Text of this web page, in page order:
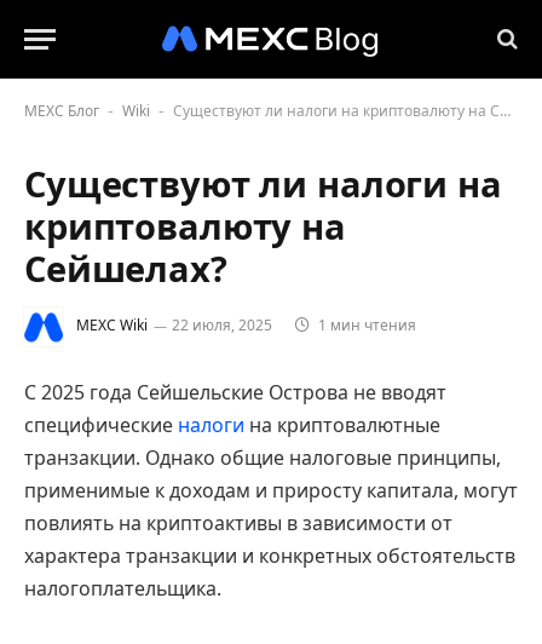
MEXC Блог - Wiki - Существуют ли налоги на криптовалюту на Сейшелах?
Существуют ли налоги на
криптовалюту на
Сейшелах?
MEXC Wiki 22 июля, 2025 1 мин чтения
С 2025 года Сейшельские Острова не вводят
специфические налоги на криптовалютные
транзакции. Однако общие налоговые принципы,
применимые к доходам и приросту капитала, могут
повлиять на криптоактивы в зависимости от
характера транзакции и конкретных обстоятельств
налогоплательщика.